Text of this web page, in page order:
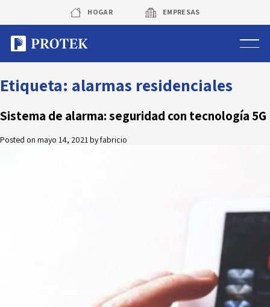
content
HOGAR EMPRESAS
Sistema de alarmas
Sistema de cámaras
Rastreo vehicular GPS
Trabaja con nosotros
Novedades
Etiqueta: alarmas residenciales
Sistema de alarma: seguridad con tecnología 5G
Posted on mayo 14, 2021byfabricio